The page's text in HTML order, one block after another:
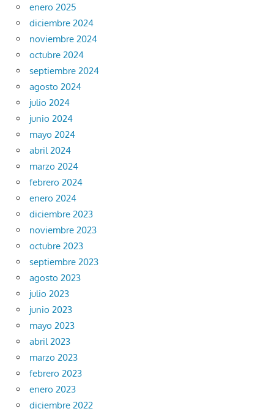
enero 2025
diciembre 2024
noviembre 2024
octubre 2024
septiembre 2024
agosto 2024
julio 2024
junio 2024
mayo 2024
abril 2024
marzo 2024
febrero 2024
enero 2024
diciembre 2023
noviembre 2023
octubre 2023
septiembre 2023
agosto 2023
julio 2023
junio 2023
mayo 2023
abril 2023
marzo 2023
febrero 2023
enero 2023
diciembre 2022